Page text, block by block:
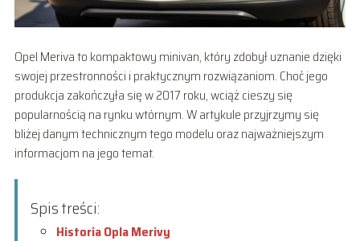
Opel Meriva to kompaktowy minivan, który zdobył uznanie dzięki
swojej przestronności i praktycznym rozwiązaniom. Choć jego
produkcja zakończyła się w 2017 roku, wciąż cieszy się
popularnością na rynku wtórnym. W artykule przyjrzymy się
bliżej danym technicznym tego modelu oraz najważniejszym
informacjom na jego temat.
Spis treści:
Historia Opla Merivy